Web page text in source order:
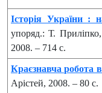
Історія України :
упоряд.: Т.
2008. – 714 с.
Краєзнавча робота
Арістей, 2008. – 80 с.